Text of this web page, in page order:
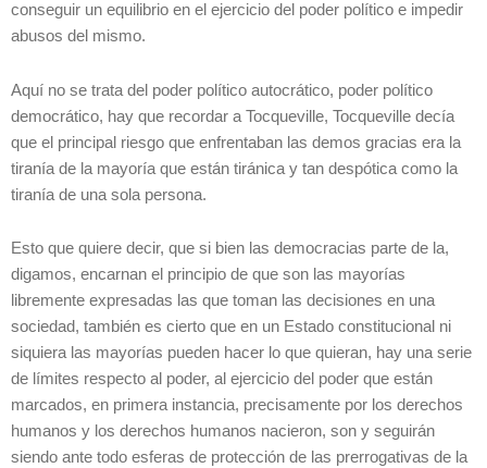
conseguir un equilibrio en el ejercicio del poder político e impedir
abusos del mismo.
Aquí no se trata del poder político autocrático, poder político
democrático, hay que recordar a Tocqueville, Tocqueville decía
que el principal riesgo que enfrentaban las demos gracias era la
tiranía de la mayoría que están tiránica y tan despótica como la
tiranía de una sola persona.
Esto que quiere decir, que si bien las democracias parte de la,
digamos, encarnan el principio de que son las mayorías
libremente expresadas las que toman las decisiones en una
sociedad, también es cierto que en un Estado constitucional ni
siquiera las mayorías pueden hacer lo que quieran, hay una serie
de límites respecto al poder, al ejercicio del poder que están
marcados, en primera instancia, precisamente por los derechos
humanos y los derechos humanos nacieron, son y seguirán
siendo ante todo esferas de protección de las prerrogativas de la